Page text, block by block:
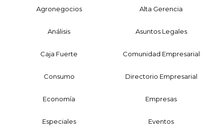
Agronegocios Alta Gerencia
Análisis Asuntos Legales
Caja Fuerte Comunidad Empresarial
Consumo Directorio Empresarial
Economía Empresas
Especiales Eventos